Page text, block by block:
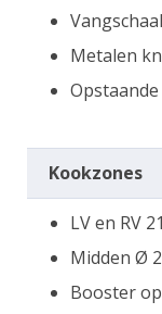
Metalen
Kookzones
LV en RV
Midden Ø
Booster